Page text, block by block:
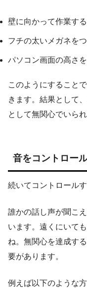
壁に向かって作業する
フチの太いメガネを
パソコン画面の高さ
このようにすること
きます。結果として
として無関心でいら
音をコントロー
続いてコントロール
誰かの話し声が聞こ
います。遠くにいて
ね。無関心を達成す
要があります。
例えば以下のような